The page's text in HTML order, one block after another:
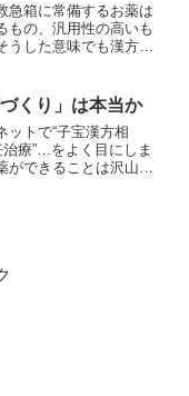
急箱に常備するお薬は
もの、汎用性の高いも
うした意味でも漢方薬
の不調や口内炎にも良
話です。
づくり」は本当か
ットで“子宝漢方相
治療”…をよく目にしま
ができることは沢山あ